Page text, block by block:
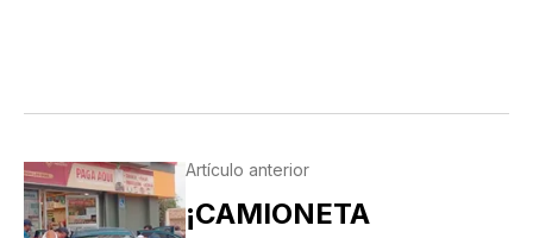
Artículo anterior
¡CAMIONETA